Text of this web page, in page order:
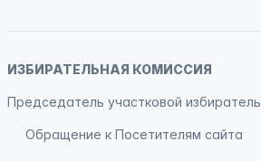
ИЗБИРАТЕЛЬНАЯ КОМИССИЯ
Председатель участковой
Обращение к Посетителям сайта